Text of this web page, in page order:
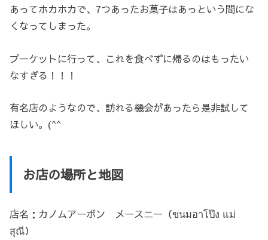
あってホカホカで、7つあったお菓子はあっという間にな
くなってしまった。
プーケットに行って、これを食べずに帰るのはもったい
なすぎる！！！
有名店のようなので、訪れる機会があったら是非試して
ほしい。(^^
お店の場所と地図
店名：カノムアーボン メースニー（ขนมอาโป๊ง แม่
สุณี）